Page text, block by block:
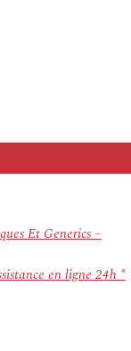
Et Generics –
en ligne 24h *